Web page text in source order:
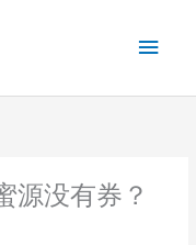
主
菜
源没有券？